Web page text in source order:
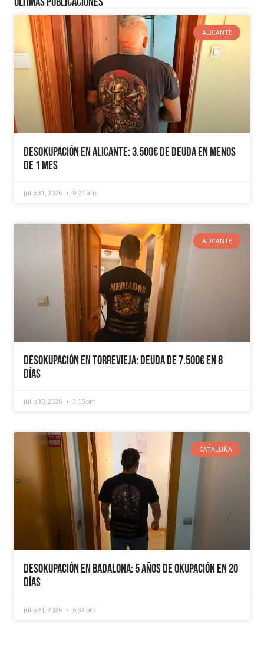
ALICANTE
Desokupación en Alicante: 3.500€ de Deuda en Menos
de 1 mes
julio 31, 2026 9:24 am
ALICANTE
Desokupación en Torrevieja: Deuda de 7.500€ en 8
días
julio 30, 2026 3:15 pm
CATALUÑA
Desokupación en Badalona: 5 años de Okupación en 20
días
julio 21, 2026 6:32 pm